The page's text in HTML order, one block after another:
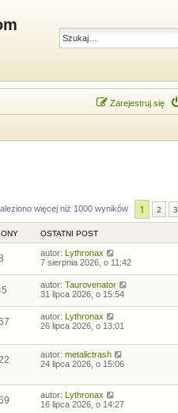
Zarejestruj się
więcej niż 1000 wyników 1 2 3
OSTATNI POST
autor: Lythronax
7 sierpnia 2026, o 11:42
autor: Taurovenator
31 lipca 2026, o 15:54
autor: Lythronax
26 lipca 2026, o 13:01
autor: metalictrash
24 lipca 2026, o 15:06
autor: Lythronax
16 lipca 2026, o 14:27